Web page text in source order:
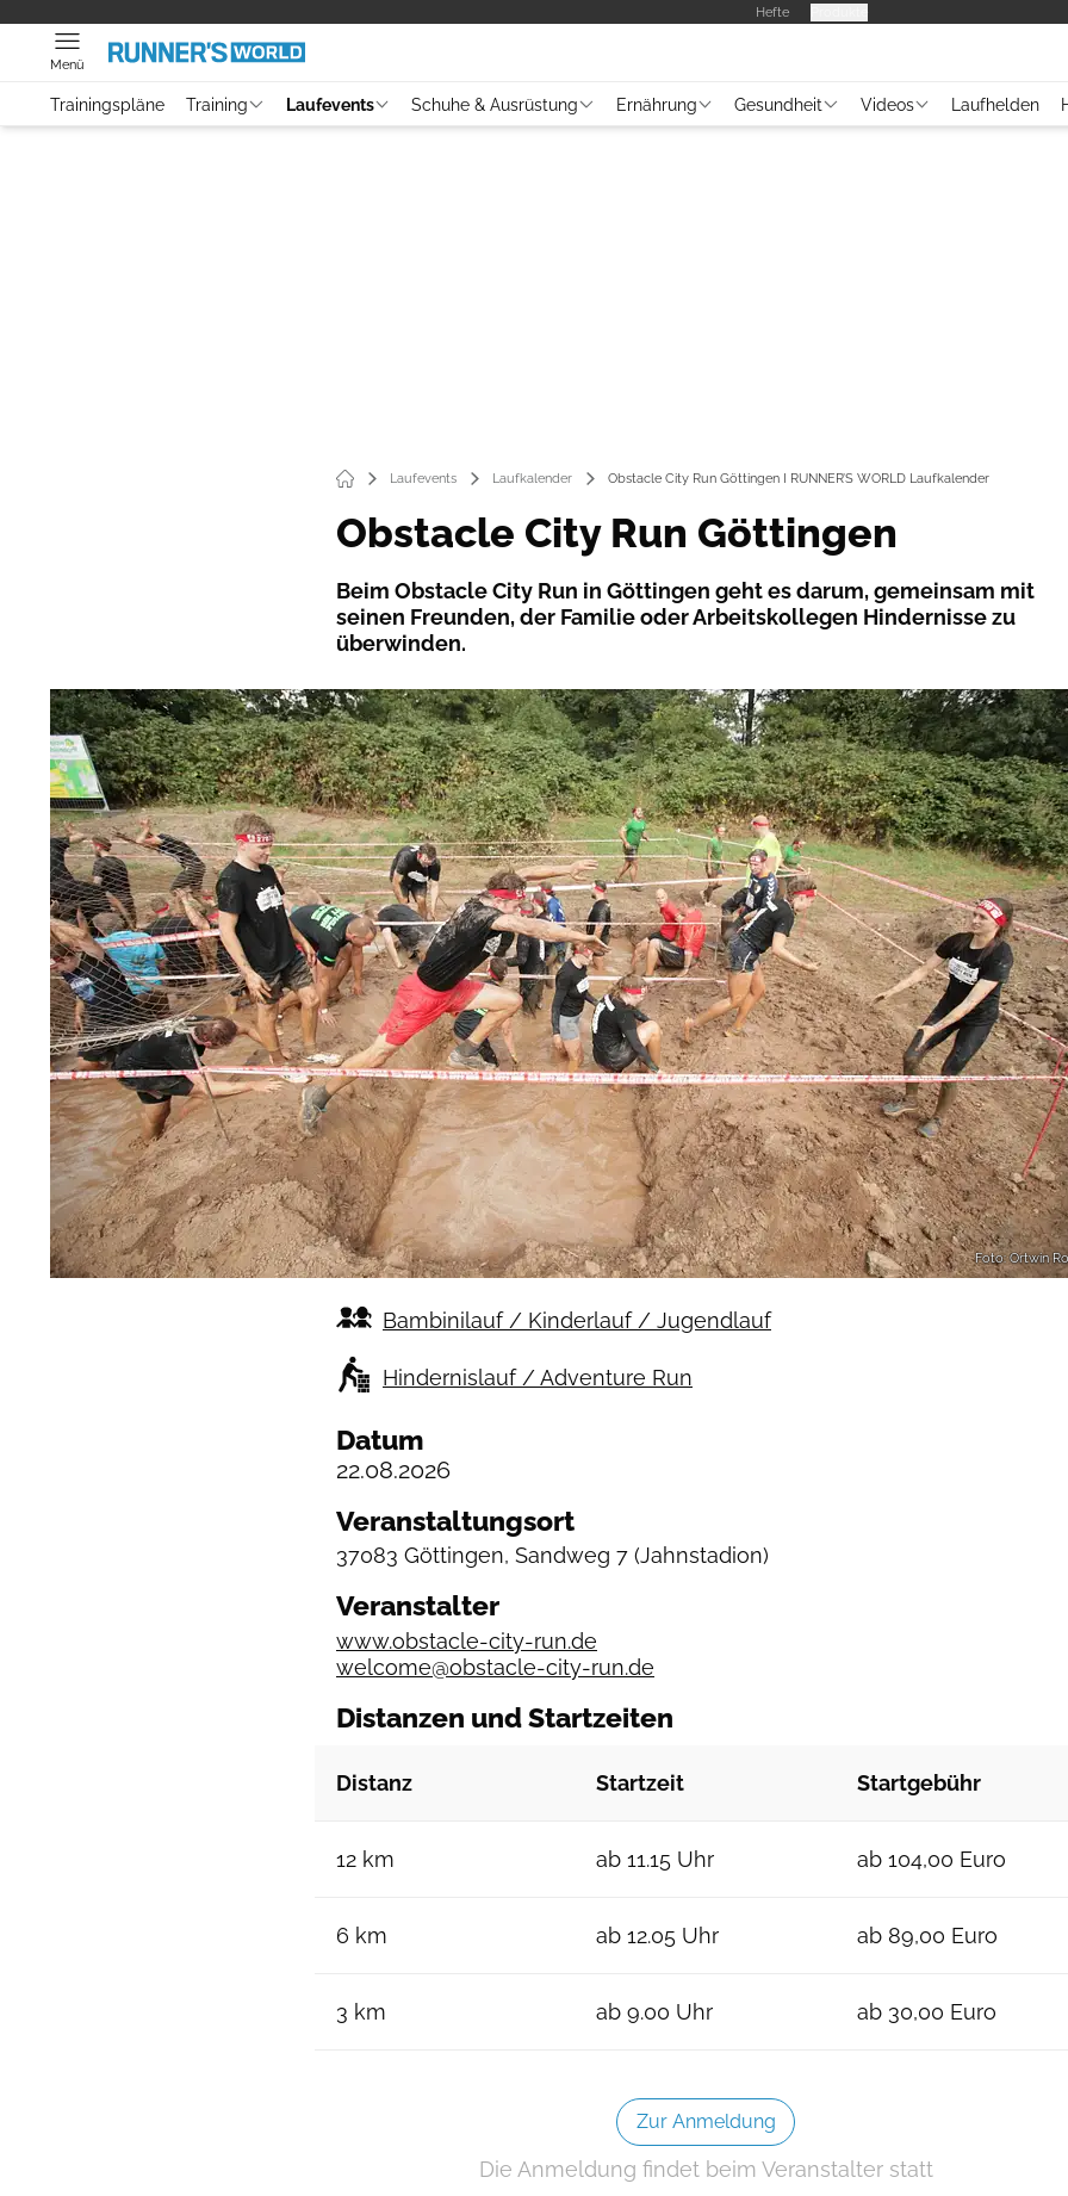
Hefte
Menü
Trainingspläne Training Laufevents Schuhe & Ausrüstung Ernährung Gesundheit Videos Laufhelden
Laufevents Laufkalender Obstacle City Run Göttingen I RUNNER’S WORLD Laufkalender
Obstacle City Run Göttingen
Beim Obstacle City Run in Göttingen geht es darum, gemeinsam mit
seinen Freunden, der Familie oder Arbeitskollegen Hindernisse zu
überwinden.
Foto: Ortwin
Bambinilauf / Kinderlauf / Jugendlauf
Hindernislauf / Adventure Run
Datum
22.08.2026
Veranstaltungsort
37083 Göttingen, Sandweg 7 (Jahnstadion)
Veranstalter
www.obstacle-city-run.de
welcome@obstacle-city-run.de
Distanzen und Startzeiten
Distanz Startzeit Startgebühr
12 km ab 11.15 Uhr ab 104,00 Euro
6 km ab 12.05 Uhr ab 89,00 Euro
3 km ab 9.00 Uhr ab 30,00 Euro
Zur Anmeldung
Die Anmeldung findet beim Veranstalter statt